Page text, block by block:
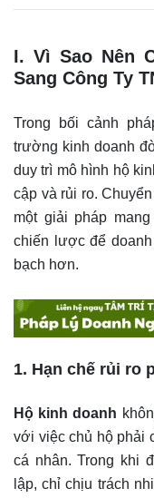
I. Vì Sao Nên
Sang Công Ty
Trong bối cảnh
trường kinh doanh
duy trì mô hình hộ
cập và rủi ro.
một giải pháp
chiến lược để
bạch hơn.
1. Hạn chế rủi ro
Hộ kinh doanh
với việc chủ hộ phải
cá nhân. Trong khi
lập, chỉ chịu trách